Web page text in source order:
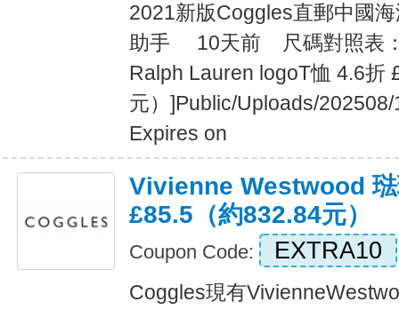
2021新版Coggles直郵中
助手 10天前 尺碼對照表：
Ralph Lauren logoT恤 4.6折
元）]Public/Uploads/
Expires on
Vivienne Westwood
£85.5（約832.84元）
Coupon Code: EXTRA10
Coggles現有